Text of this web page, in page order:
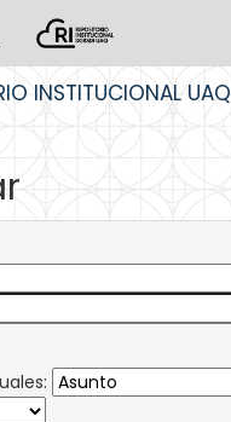
INSTITUCIONAL UAQ